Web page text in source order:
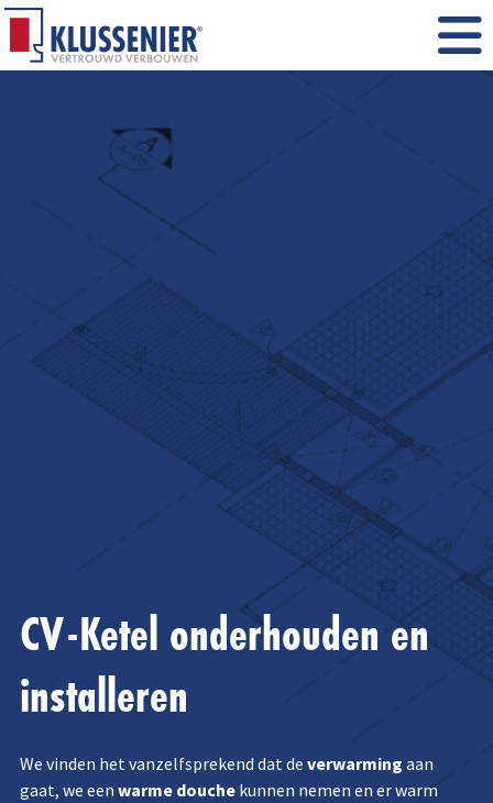
CV-Ketel onderhouden en
installeren
We vinden het vanzelfsprekend dat de verwarming aan
gaat, we een warme douchekunnen nemen en er warm